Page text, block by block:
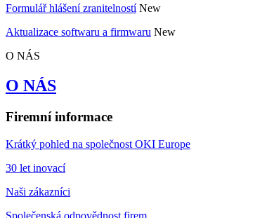
Formulář hlášení zranitelností New
Aktualizace softwaru a firmwaru New
O NÁS
O NÁS
Firemní informace
Krátký pohled na společnost OKI Europe
30 let inovací
Naši zákazníci
Společenská odpovědnost firem